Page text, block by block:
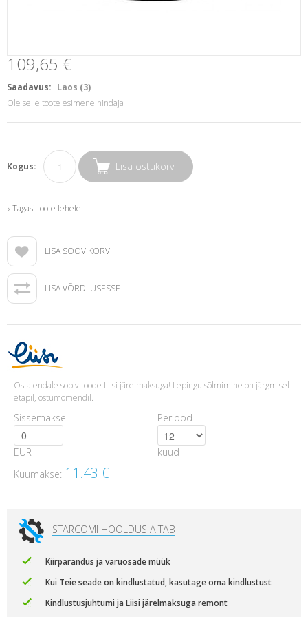
109,65 €
Saadavus: Laos (3)
Ole selle toote esimene hindaja
Kogus: Lisa ostukorvi
« Tagasi toote lehele
LISA SOOVIKORVI
LISA VÕRDLUSESSE
Osta endale sobiv toode Liisi järelmaksuga! Lepingu sõlmimine on järgmisel
etapil, ostumomendil.
Sissemakse
EUR
Periood
kuud
Kuumakse: 11.43 €
STARCOMI HOOLDUS AITAB
Kiirparandus ja varuosade müük
Kui Teie seade on kindlustatud, kasutage oma kindlustust
Kindlustusjuhtumi ja Liisi järelmaksuga remont